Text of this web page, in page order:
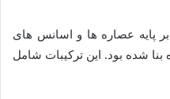
پایه عصاره ها و اسانس های
شده بود. این ترکیبات شامل